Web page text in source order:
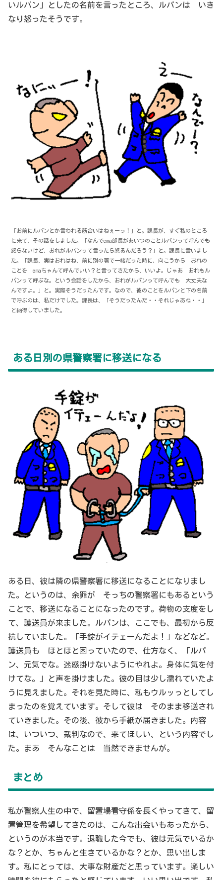
いルパン」としたの名前を言ったところ、ルパンは いき
なり怒ったそうです。
「お前にルパンとか言われる筋合いはねぇーっ！」と。課長が、すぐ私のところ
に来て、その話をしました。「なんでema部長があいつのことルパンって呼んでも
怒らないけど、おれがルパンって言ったら怒るんだろう？」と。課長に言いまし
た。「課長、実はおれはね、前に別の署で一緒だった時に、向こうから おれの
ことを emaちゃんて呼んでいい？と言ってきたから、いいよ。じゃあ おれもル
パンって呼ぶな。という会話をしたから、おれがルパンって呼んでも 大丈夫な
んですよ。」と。実際そうだったんです。なので、彼のことをルパンと下の名前
で呼ぶのは、私だけでした。課長は、「そうだったんだ・・それじゃあね・・」
と納得していました。
ある日別の県警察署に移送になる
ある日、彼は隣の県警察署に移送になることになりまし
た。というのは、余罪が そっちの警察署にもあるという
ことで、移送になることになったのです。荷物の支度をし
て、護送員が来ました。ルパンは、ここでも、最初から反
抗していました。「手錠がイテェーんだよ！」などなど。
護送員も ほとほと困っていたので、仕方なく、「ルパ
ン、元気でな。迷惑掛けないようにやれよ。身体に気を付
けてな。」と声を掛けました。彼の目は少し濡れていたよ
うに見えました。それを見た時に、私もウルッっとしてし
まったのを覚えています。そして彼は そのまま移送され
ていきました。その後、彼から手紙が届きました。内容
は、いついつ、裁判なので、来てほしい、という内容でし
た。まあ そんなことは 当然できませんが。
まとめ
私が警察人生の中で、留置場看守係を長くやってきて、留
置管理を希望してきたのは、こんな出会いもあったから、
というのが本当です。退職した今でも、彼は元気でいるか
な？とか、ちゃんと生きているかな？とか、思い出しま
す。私にとっては、大事な財産だと思っています。楽しい